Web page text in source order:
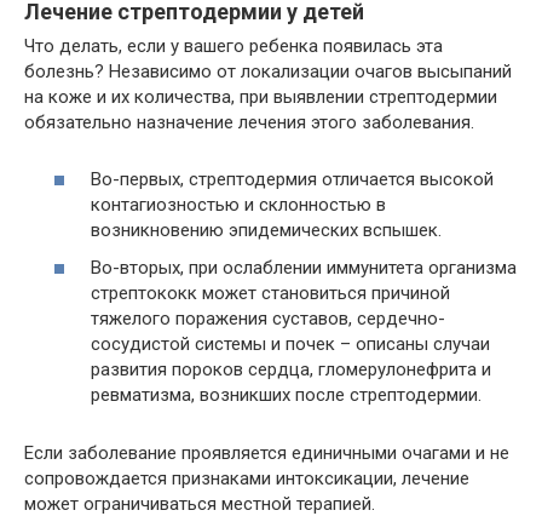
Лечение стрептодермии у детей
Что делать, если у вашего ребенка появилась эта
болезнь? Независимо от локализации очагов высыпаний
на коже и их количества, при выявлении стрептодермии
обязательно назначение лечения этого заболевания.
Во-первых, стрептодермия отличается высокой
контагиозностью и склонностью в
возникновению эпидемических вспышек.
Во-вторых, при ослаблении иммунитета организма
стрептококк может становиться причиной
тяжелого поражения суставов, сердечно-
сосудистой системы и почек – описаны случаи
развития пороков сердца, гломерулонефрита и
ревматизма, возникших после стрептодермии.
Если заболевание проявляется единичными очагами и не
сопровождается признаками интоксикации, лечение
может ограничиваться местной терапией.